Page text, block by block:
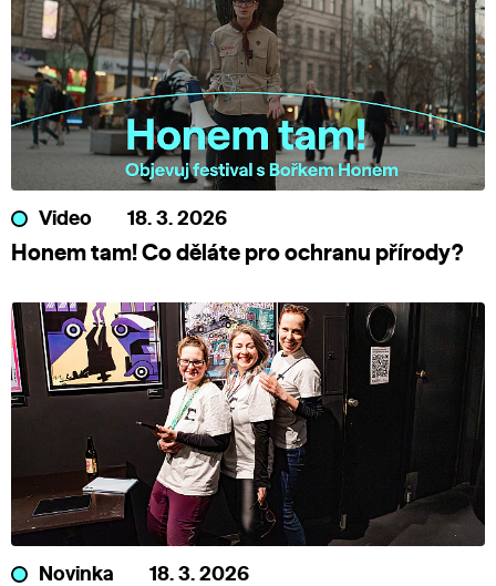
Video 18. 3. 2026
Honem tam! Co děláte pro ochranu přírody?
Novinka 18. 3. 2026